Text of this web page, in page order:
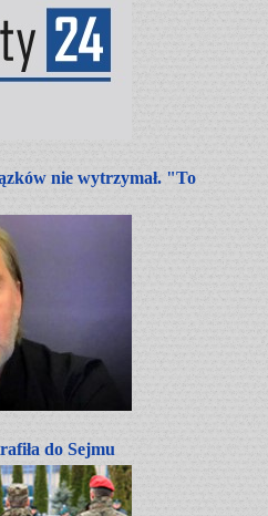
nie wytrzymał. "To
do Sejmu